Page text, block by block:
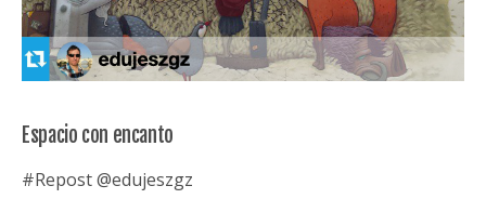
Espacio con encanto
#Repost @edujeszgz